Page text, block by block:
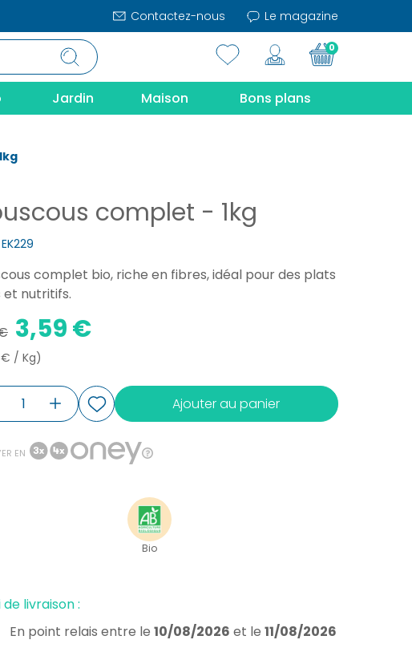
Contactez-nous Le magazine
0
Jardin Maison Bons plans
complet - 1kg
EK229
complet bio, riche en fibres, idéal pour des plats
et nutritifs.
3,59 €
/ Kg)
Ajouter au panier
EN
Bio
de livraison :
En point relais entre le 10/08/2026 et le 11/08/2026